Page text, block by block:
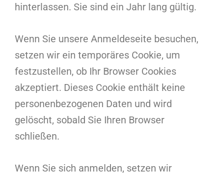
hinterlassen. Sie sind ein Jahr lang gültig.
Wenn Sie unsere Anmeldeseite besuchen,
setzen wir ein temporäres Cookie, um
festzustellen, ob Ihr Browser Cookies
akzeptiert. Dieses Cookie enthält keine
personenbezogenen Daten und wird
gelöscht, sobald Sie Ihren Browser
schließen.
Wenn Sie sich anmelden, setzen wir